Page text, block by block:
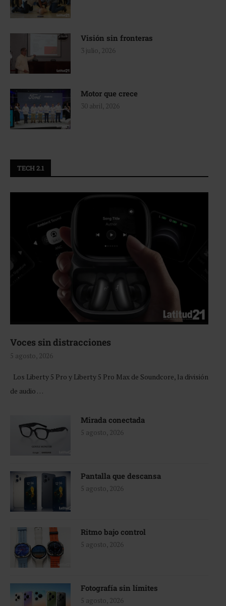
Visión sin fronteras
3 julio, 2026
Motor que crece
30 abril, 2026
TECH 2.1
Voces sin distracciones
5 agosto, 2026
Los Liberty 5 Pro y Liberty 5 Pro Max de Soundcore, la división
de audio …
Mirada conectada
5 agosto, 2026
Pantalla que descansa
5 agosto, 2026
Ritmo bajo control
5 agosto, 2026
Fotografía sin límites
5 agosto, 2026